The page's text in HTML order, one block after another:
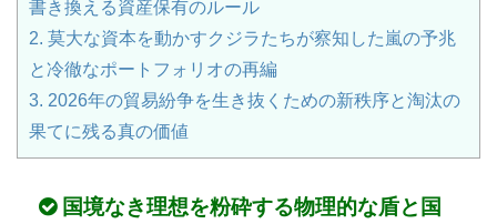
書き換える資産保有のルール
2. 莫大な資本を動かすクジラたちが察知した嵐の予兆
と冷徹なポートフォリオの再編
3. 2026年の貿易紛争を生き抜くための新秩序と淘汰の
果てに残る真の価値
国境なき理想を粉砕する物理的な盾と国